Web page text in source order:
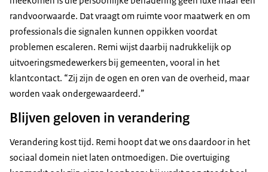
randvoorwaarde. Dat vraagt om ruimte voor maatwerk en om
professionals die signalen kunnen oppikken voordat
problemen escaleren. Remi wijst daarbij nadrukkelijk op
uitvoeringsmedewerkers bij gemeenten, vooral in het
klantcontact. “Zij zijn de ogen en oren van de overheid, maar
worden vaak ondergewaardeerd.”
Blijven geloven in verandering
Verandering kost tijd. Remi hoopt dat we ons daardoor in het
sociaal domein niet laten ontmoedigen. Die overtuiging